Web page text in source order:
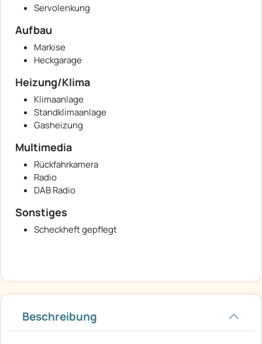
Servolenkung
Aufbau
Markise
Heckgarage
Heizung/Klima
Klimaanlage
Standklimaanlage
Gasheizung
Multimedia
Rückfahrkamera
Radio
DAB Radio
Sonstiges
Scheckheft gepflegt
Beschreibung